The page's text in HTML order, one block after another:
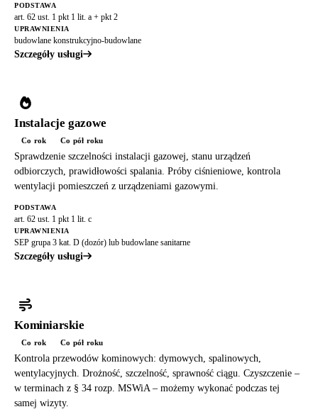
PODSTAWA
art. 62 ust. 1 pkt 1 lit. a + pkt 2
UPRAWNIENIA
budowlane konstrukcyjno-budowlane
Szczegóły usługi
Instalacje gazowe
Co rok Co pół roku
Sprawdzenie szczelności instalacji gazowej, stanu urządzeń
odbiorczych, prawidłowości spalania. Próby ciśnieniowe, kontrola
wentylacji pomieszczeń z urządzeniami gazowymi.
PODSTAWA
art. 62 ust. 1 pkt 1 lit. c
UPRAWNIENIA
SEP grupa 3 kat. D (dozór) lub budowlane sanitarne
Szczegóły usługi
Kominiarskie
Co rok Co pół roku
Kontrola przewodów kominowych: dymowych, spalinowych,
wentylacyjnych. Drożność, szczelność, sprawność ciągu. Czyszczenie –
w terminach z § 34 rozp. MSWiA – możemy wykonać podczas tej
samej wizyty.